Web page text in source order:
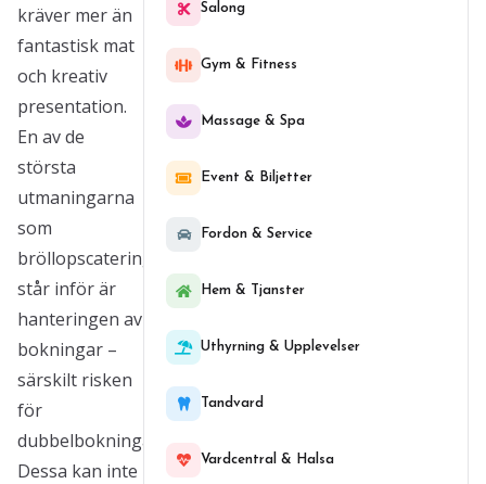
kräver mer än
fantastisk mat
och kreativ
presentation.
En av de
största
utmaningarna
som
bröllopscateringföretag
står inför är
hanteringen av
bokningar –
särskilt risken
för
dubbelbokningar.
Dessa kan inte
Salong
Gym & Fitness
Massage & Spa
Event & Biljetter
Fordon & Service
Hem & Tjanster
Uthyrning & Upplevelser
Tandvard
Vardcentral & Halsa